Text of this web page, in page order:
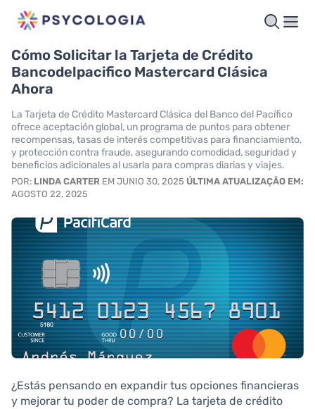
Cómo Solicitar la Tarjeta de Crédito
Bancodelpacifico Mastercard Clásica
Ahora
La Tarjeta de Crédito Mastercard Clásica del Banco del Pacífico
ofrece aceptación global, un programa de puntos para obtener
recompensas, tasas de interés competitivas para financiamiento,
y protección contra fraude, asegurando comodidad, seguridad y
beneficios adicionales al usarla para compras diarias y viajes.
POR: LINDA CARTER EM JUNIO 30, 2025 ÚLTIMA ATUALIZAÇÃO EM:
AGOSTO 22, 2025
¿Estás pensando en expandir tus opciones financieras
y mejorar tu poder de compra? La tarjeta de crédito